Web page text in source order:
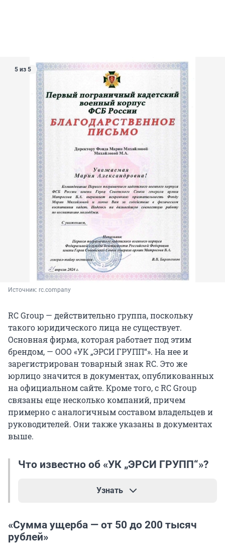
5 из 5
Источник: rc.company
RC Group — действительно группа, поскольку
такого юридического лица не существует.
Основная фирма, которая работает под этим
брендом, — ООО «УК „ЭРСИ ГРУПП“». На нее и
зарегистрирован товарный знак RC. Это же
юрлицо значится в документах, опубликованных
на официальном сайте. Кроме того, с RC Group
связаны еще несколько компаний, причем
примерно с аналогичным составом владельцев и
руководителей. Они также указаны в документах
выше.
Что известно об «УК „ЭРСИ ГРУПП“»?
Узнать
„ЭРСИ ГРУПП“ зарегистрирована в Санкт-
Петербурге в 2021 году. Генеральным
«Сумма ущерба — от 50 до 200 тысяч
рублей»